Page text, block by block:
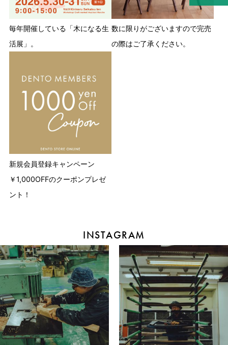
毎年開催している「木になる生
活展」。
数に限りがございますので完売
の際はご了承ください。
新規会員登録キャンペーン
￥1,000OFFのクーポンプレゼ
ント！
INSTAGRAM